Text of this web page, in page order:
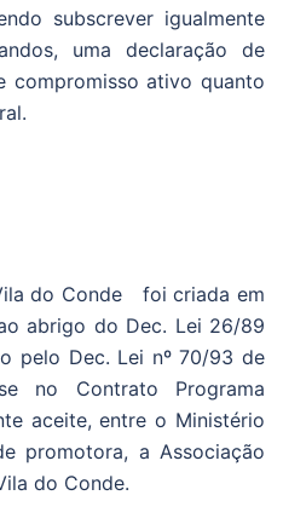
subscrever igualmente
uma declaração de
compromisso ativo quanto
do Conde foi criada em
abrigo do Dec. Lei 26/89
pelo Dec. Lei nº 70/93 de
no Contrato Programa
aceite, entre o Ministério
promotora, a Associação
do Conde.